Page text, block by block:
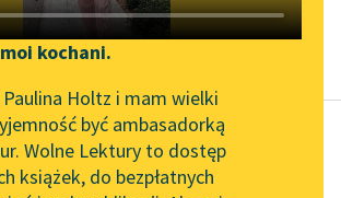
Zgłoś brak utworu
Narzędzia
Mapa Wolnych Lektur
Leśmianator
kochani.
Holtz i mam wielki
być ambasadorką
Wolne Lektury to dostęp
książek, do bezpłatnych
Domańskiej
Antonina Domańska